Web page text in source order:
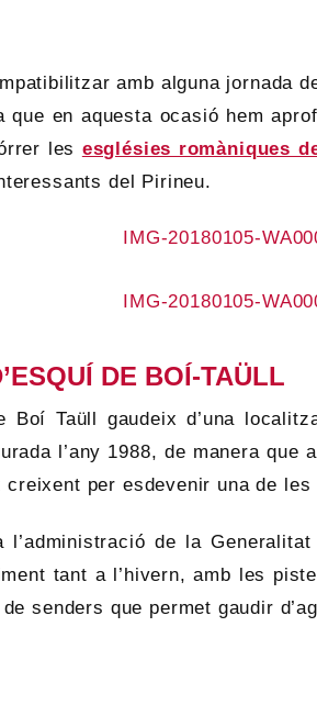
amb alguna jornada
que en aquesta ocasió hem
les esglésies romàniques
del Pirineu.
DE BOÍ-TAÜLL
Boí Taüll gaudeix d’una
l’any 1988, de manera que
per esdevenir una de les
l’administració de la
tant a l’hivern, amb les
senders que permet gaudir